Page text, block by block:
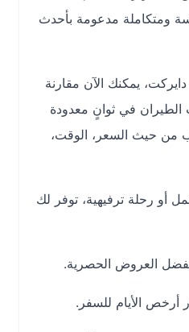
مدعومة بأحدث
، يمكنك الآن مقارنة
في ثوانٍ معدودة
حيث السعر، الوقت،
ترفيهية، توفر لك
الحصرية.
الأيام للسفر.